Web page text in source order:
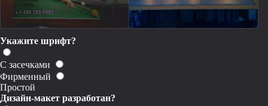
Укажите шрифт?
С засечками
Фирменный
Простой
Дизайн-макет разработан?